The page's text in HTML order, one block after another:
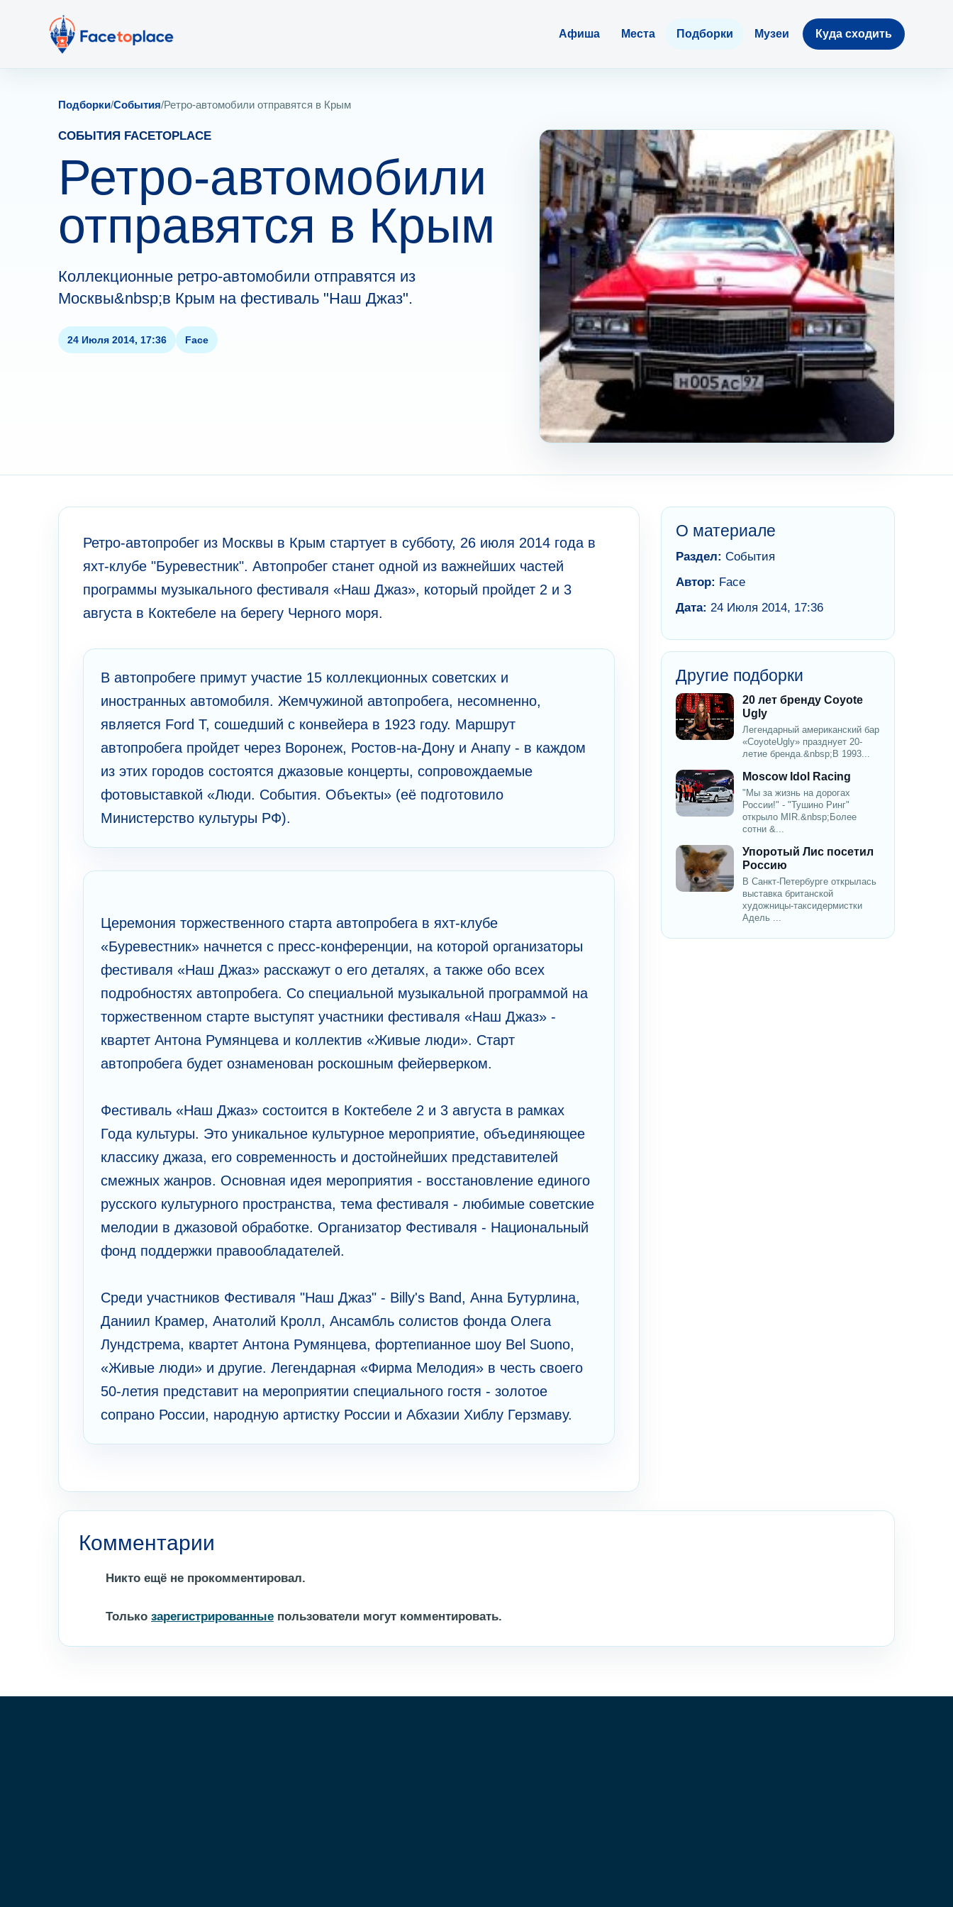
Афиша Места Подборки Музеи Куда сходить
Подборки/События/Ретро-автомобили отправятся в Крым
СОБЫТИЯ FACETOPLACE
Ретро-автомобили
отправятся в Крым
Коллекционные ретро-автомобили отправятся из
Москвы&nbsp;в Крым на фестиваль "Наш Джаз".
24 Июля 2014, 17:36 Face
Ретро-автопробег из Москвы в Крым стартует в субботу, 26 июля 2014 года в
яхт-клубе "Буревестник". Автопробег станет одной из важнейших частей
программы музыкального фестиваля «Наш Джаз», который пройдет 2 и 3
августа в Коктебеле на берегу Черного моря.
В автопробеге примут участие 15 коллекционных советских и
иностранных автомобиля. Жемчужиной автопробега, несомненно,
является Ford Т, сошедший с конвейера в 1923 году. Маршрут
автопробега пройдет через Воронеж, Ростов-на-Дону и Анапу - в каждом
из этих городов состоятся джазовые концерты, сопровождаемые
фотовыставкой «Люди. События. Объекты» (её подготовило
Министерство культуры РФ).
Церемония торжественного старта автопробега в яхт-клубе
«Буревестник» начнется с пресс-конференции, на которой организаторы
фестиваля «Наш Джаз» расскажут о его деталях, а также обо всех
подробностях автопробега. Со специальной музыкальной программой на
торжественном старте выступят участники фестиваля «Наш Джаз» -
квартет Антона Румянцева и коллектив «Живые люди». Старт
автопробега будет ознаменован роскошным фейерверком.
Фестиваль «Наш Джаз» состоится в Коктебеле 2 и 3 августа в рамках
Года культуры. Это уникальное культурное мероприятие, объединяющее
классику джаза, его современность и достойнейших представителей
смежных жанров. Основная идея мероприятия - восстановление единого
русского культурного пространства, тема фестиваля - любимые советские
мелодии в джазовой обработке. Организатор Фестиваля - Национальный
фонд поддержки правообладателей.
Среди участников Фестиваля "Наш Джаз" - Billy's Band, Анна Бутурлина,
Даниил Крамер, Анатолий Кролл, Ансамбль солистов фонда Олега
Лундстрема, квартет Антона Румянцева, фортепианное шоу Bel Suonо,
«Живые люди» и другие. Легендарная «Фирма Мелодия» в честь своего
50-летия представит на мероприятии специального гостя - золотое
сопрано России, народную артистку России и Абхазии Хиблу Герзмаву.
О материале
Раздел: События
Автор: Face
Дата: 24 Июля 2014, 17:36
Другие подборки
20 лет бренду Coyote
Ugly
Легендарный американский бар
«CoyoteUgly» празднует 20-
летие бренда.&nbsp;В 1993...
Moscow Idol Racing
"Мы за жизнь на дорогах
России!" - "Тушино Ринг"
открыло MIR.&nbsp;Более
сотни &...
Упоротый Лис посетил
Россию
В Санкт-Петербурге открылась
выставка британской
художницы-таксидермистки
Адель ...
Комментарии
Никто ещё не прокомментировал.
Только зарегистрированные пользователи могут комментировать.